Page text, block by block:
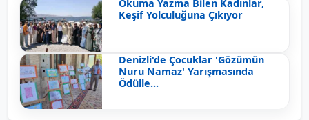
Okuma Yazma Bilen Kadınlar,
Keşif Yolculuğuna Çıkıyor
Denizli'de Çocuklar 'Gözümün
Nuru Namaz' Yarışmasında
Ödülle...